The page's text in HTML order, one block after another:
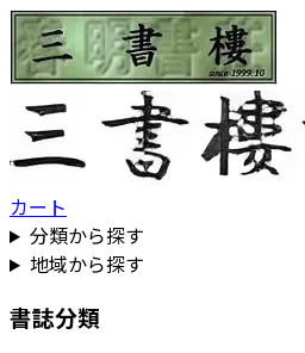
カート
分類から探す
地域から探す
書誌分類